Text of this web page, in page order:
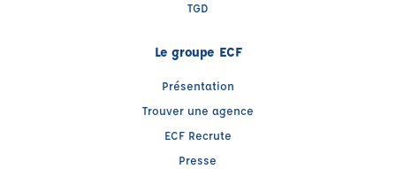
TGD
Le groupe ECF
Présentation
Trouver une agence
ECF Recrute
Presse